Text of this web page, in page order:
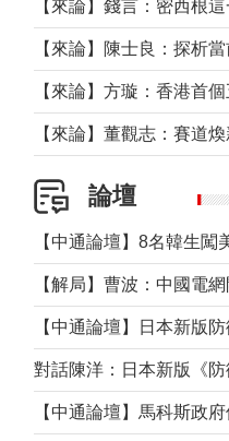
【來論】董觀志：賽道
論壇